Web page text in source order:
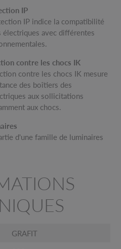
IP
IP indice la compatibilité
électriques avec différentes
contre les chocs IK
contre les chocs IK mesure
des boîtiers des
aux sollicitations
aux chocs.
d'une famille de luminaires
GRAFIT